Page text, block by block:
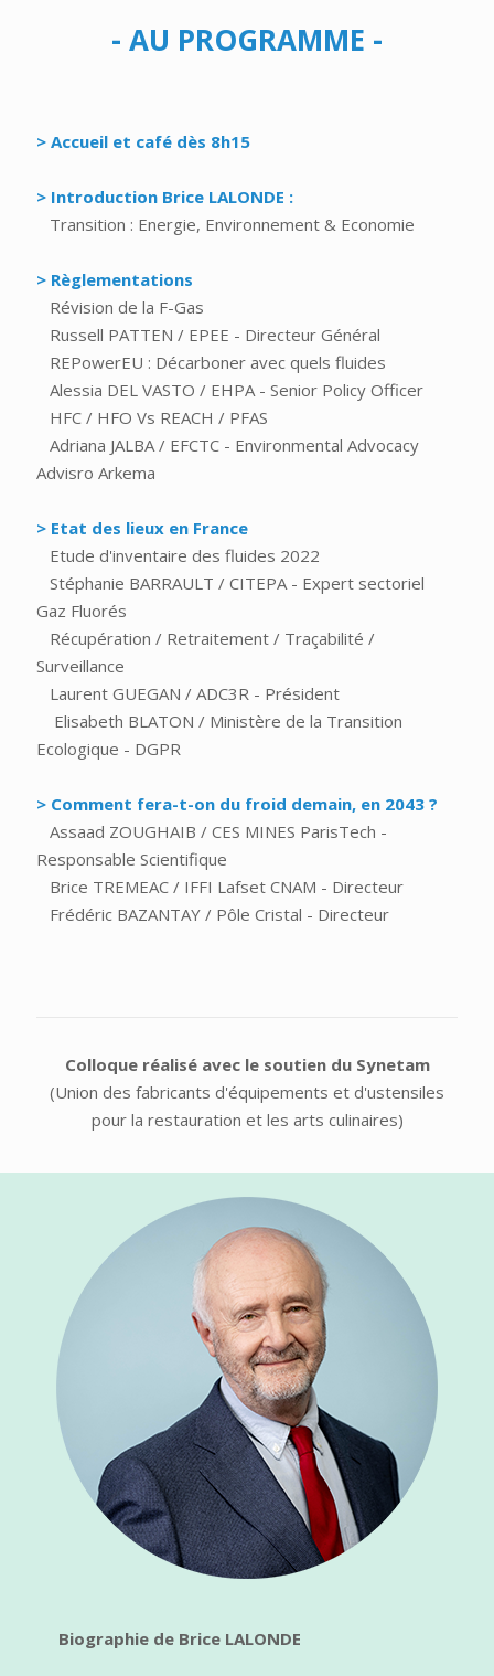
- AU PROGRAMME -
> Accueil et café dès 8h15
> Introduction Brice LALONDE :
Transition : Energie, Environnement & Economie
> Règlementations
Révision de la F-Gas
Russell PATTEN / EPEE - Directeur Général
REPowerEU : Décarboner avec quels fluides
Alessia DEL VASTO / EHPA - Senior Policy Officer
HFC / HFO Vs REACH / PFAS
Adriana JALBA / EFCTC - Environmental Advocacy
Advisro Arkema
> Etat des lieux en France
Etude d'inventaire des fluides 2022
Stéphanie BARRAULT / CITEPA - Expert sectoriel
Gaz Fluorés
Récupération / Retraitement / Traçabilité /
Surveillance
Laurent GUEGAN / ADC3R - Président
Elisabeth BLATON / Ministère de la Transition
Ecologique - DGPR
> Comment fera-t-on du froid demain, en 2043 ?
Assaad ZOUGHAIB / CES MINES ParisTech -
Responsable Scientifique
Brice TREMEAC / IFFI Lafset CNAM - Directeur
Frédéric BAZANTAY / Pôle Cristal - Directeur
Colloque réalisé avec le soutien du Synetam
(Union des fabricants d'équipements et d'ustensiles
pour la restauration et les arts culinaires)
Biographie de Brice LALONDE